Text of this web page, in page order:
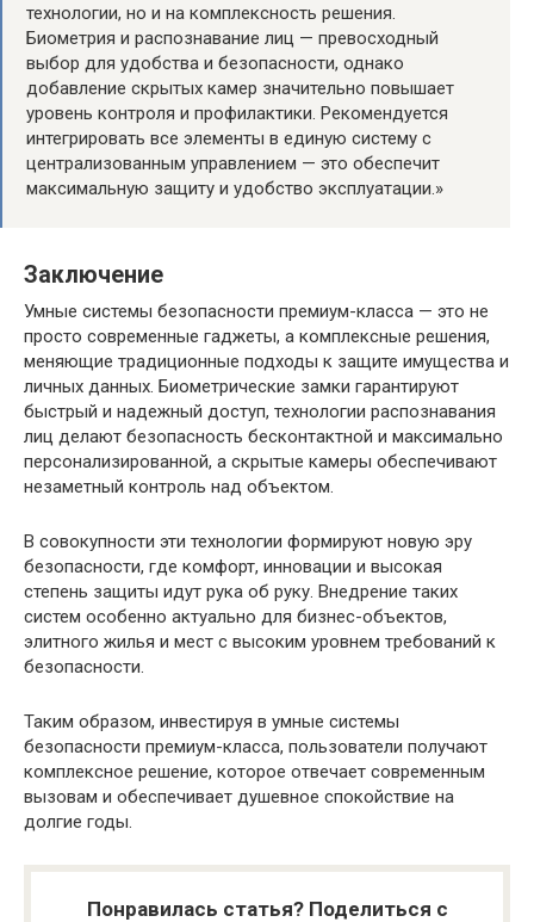
технологии, но и на комплексность решения.
Биометрия и распознавание лиц — превосходный
выбор для удобства и безопасности, однако
добавление скрытых камер значительно повышает
уровень контроля и профилактики. Рекомендуется
интегрировать все элементы в единую систему с
централизованным управлением — это обеспечит
максимальную защиту и удобство эксплуатации.»
Заключение
Умные системы безопасности премиум-класса — это не
просто современные гаджеты, а комплексные решения,
меняющие традиционные подходы к защите имущества и
личных данных. Биометрические замки гарантируют
быстрый и надежный доступ, технологии распознавания
лиц делают безопасность бесконтактной и максимально
персонализированной, а скрытые камеры обеспечивают
незаметный контроль над объектом.
В совокупности эти технологии формируют новую эру
безопасности, где комфорт, инновации и высокая
степень защиты идут рука об руку. Внедрение таких
систем особенно актуально для бизнес-объектов,
элитного жилья и мест с высоким уровнем требований к
безопасности.
Таким образом, инвестируя в умные системы
безопасности премиум-класса, пользователи получают
комплексное решение, которое отвечает современным
вызовам и обеспечивает душевное спокойствие на
долгие годы.
Понравилась статья? Поделиться с